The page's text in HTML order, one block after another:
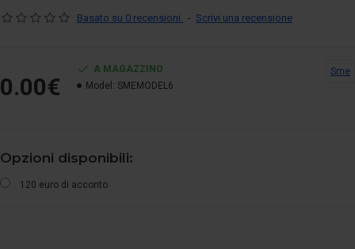
Basato su 0 recensioni. - Scrivi una recensione
0.00€
A MAGAZZINO
Model: SMEMODEL6
Sme
Opzioni disponibili:
120 euro di acconto